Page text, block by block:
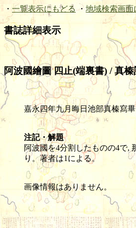
・ 一覧表示にもどる ・ 地域検索画面
書誌詳細表示
阿波國繪圖 四止(端裏書) / 真榛
嘉永四年九月晦日池部真榛寫畢
注記・解題
阿波國を4分割したものの4で,
り。著者は1による。
画像情報はありません。